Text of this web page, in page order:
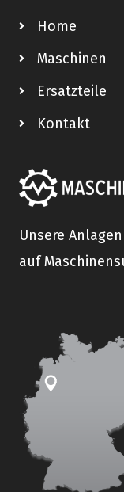
Home
Maschinen
Ersatzteile
Kontakt
Unsere
auf